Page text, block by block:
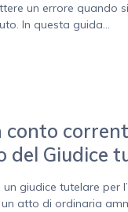
un errore quando
In questa guida...
conto
del Giudice
giudice tutelare per
atto di ordinaria